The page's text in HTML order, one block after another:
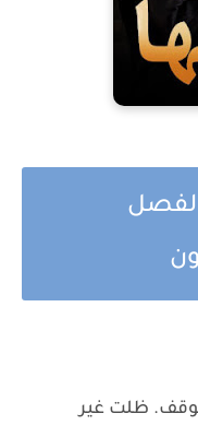
الفصل
ظلت غير